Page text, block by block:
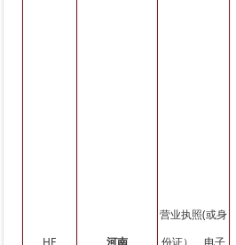
HE 河南
营业执照(或身
份证）、电子